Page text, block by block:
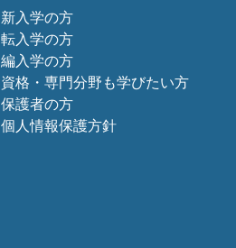
新入学の方
転入学の方
編入学の方
資格・専門分野も学びたい方
保護者の方
個人情報保護方針